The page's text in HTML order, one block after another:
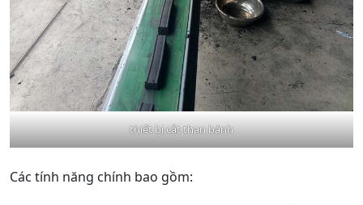
thiết bị cắt than bánh
Các tính năng chính bao gồm: